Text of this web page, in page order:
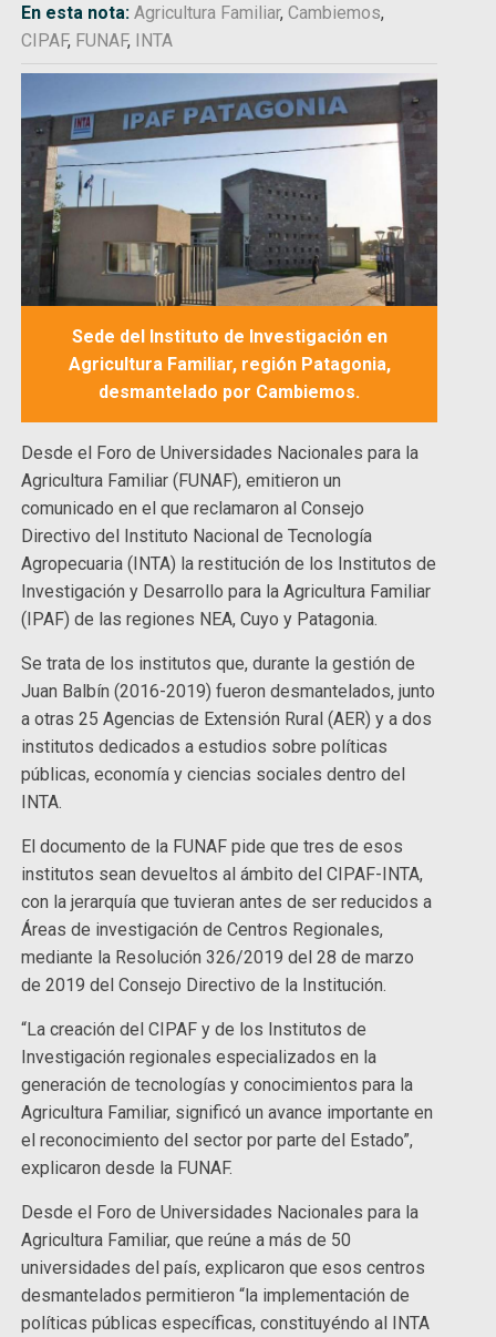
En esta nota:Agricultura Familiar,Cambiemos,
CIPAF, FUNAF, INTA
Sede del Instituto de Investigación en
Agricultura Familiar, región Patagonia,
desmantelado por Cambiemos.
Desde el Foro de Universidades Nacionales para la
Agricultura Familiar (FUNAF), emitieron un
comunicado en el que reclamaron al Consejo
Directivo del Instituto Nacional de Tecnología
Agropecuaria (INTA) la restitución de los Institutos de
Investigación y Desarrollo para la Agricultura Familiar
(IPAF) de las regiones NEA, Cuyo y Patagonia.
Se trata de los institutos que, durante la gestión de
Juan Balbín (2016-2019) fueron desmantelados, junto
a otras 25 Agencias de Extensión Rural (AER) y a dos
institutos dedicados a estudios sobre políticas
públicas, economía y ciencias sociales dentro del
INTA.
El documento de la FUNAF pide que tres de esos
institutos sean devueltos al ámbito del CIPAF-INTA,
con la jerarquía que tuvieran antes de ser reducidos a
Áreas de investigación de Centros Regionales,
mediante la Resolución 326/2019 del 28 de marzo
de 2019 del Consejo Directivo de la Institución.
“La creación del CIPAF y de los Institutos de
Investigación regionales especializados en la
generación de tecnologías y conocimientos para la
Agricultura Familiar, significó un avance importante en
el reconocimiento del sector por parte del Estado”,
explicaron desde la FUNAF.
Desde el Foro de Universidades Nacionales para la
Agricultura Familiar, que reúne a más de 50
universidades del país, explicaron que esos centros
desmantelados permitieron “la implementación de
políticas públicas específicas, constituyéndo al INTA